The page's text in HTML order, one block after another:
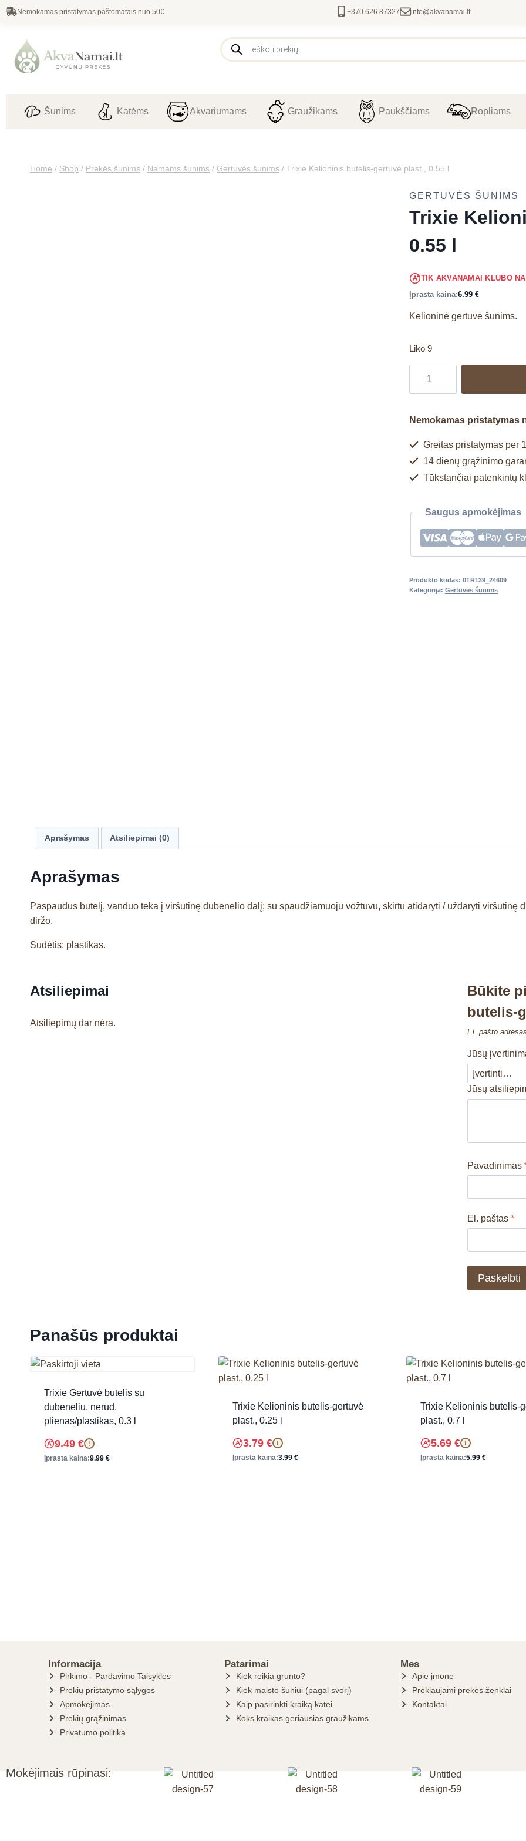
Nemokamas pristatymas paštomatais nuo 50€ +370 626 87327 info@akvanamai.lt
Šunims Katėms Akvariumams Graužikams Paukščiams Ropliams
Home / Shop / Prekės šunims / Namams šunims / Gertuvės šunims / Trixie Kelioninis butelis-gertuvė plast., 0.55 l
GERTUVĖS ŠUNIMS
Trixie
0.55 l
TIK AKVANAMAI KLUBO
Įprasta kaina:6.99 €
Kelioninė gertuvė šunims.
Liko 9
Nemokamas pristatymas
Greitas pristatymas per
14 dienų grąžinimo
Tūkstančiai patenkintų
Saugus apmokėjimas
Produkto kodas: 0TR139_24609
Kategorija: Gertuvės šunims
Aprašymas Atsiliepimai (0)
Aprašymas
Paspaudus butelį, vanduo teka į viršutinę dubenėlio dalį; su spaudžiamuoju vožtuvu, skirtu atidaryti / uždaryti viršutinę
diržo.
Sudėtis: plastikas.
Atsiliepimai
Atsiliepimų dar nėra.
Būkite
butelis-
El. pašto
Jūsų
Jūsų
Pavadinimas
El. paštas*
Panašūs produktai
Trixie Gertuvė butelis su
dubenėliu, nerūd.
plienas/plastikas, 0.3 l
9.49 € !
Įprasta kaina:9.99 €
Trixie Kelioninis butelis-gertuvė
plast., 0.25 l
3.79 € !
Įprasta kaina:3.99 €
Trixie Kelioninis butelis-
plast., 0.7 l
5.69 € !
Įprasta kaina:5.99 €
Informacija
Pirkimo - Pardavimo Taisyklės
Prekių pristatymo sąlygos
Apmokėjimas
Prekių grąžinimas
Privatumo politika
Patarimai
Kiek reikia grunto?
Kiek maisto šuniui (pagal svorį)
Kaip pasirinkti kraiką katei
Koks kraikas geriausias graužikams
Mes
Apie įmonė
Prekiaujami prekės ženklai
Kontaktai
Mokėjimais rūpinasi: